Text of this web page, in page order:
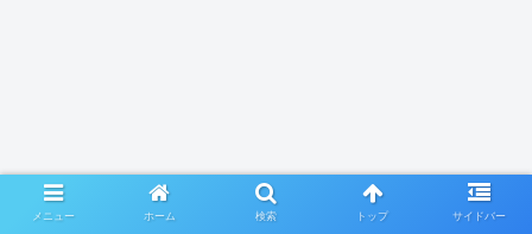
メニュー ホーム 検索 トップ サイドバー